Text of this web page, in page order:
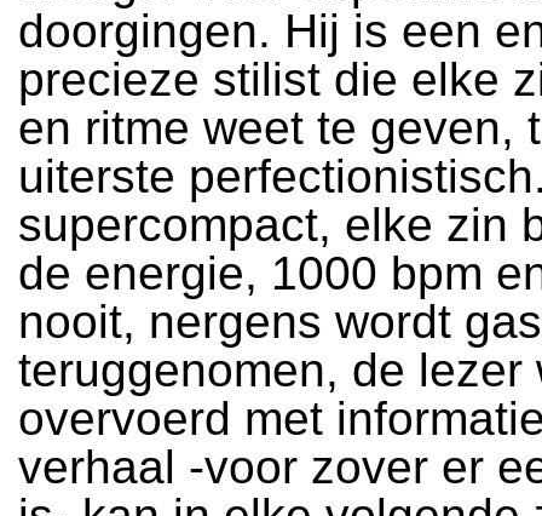
doorgingen. Hij is een
precieze stilist die elke
en ritme weet te geven,
uiterste
supercompact, elke zin
de energie, 1000 bpm
nooit, nergens wordt gas
teruggenomen, de lezer
overvoerd met
verhaal -voor zover er